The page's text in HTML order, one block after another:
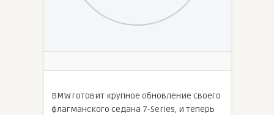
BMW готовит крупное обновление своего
флагманского седана 7-Series, и теперь